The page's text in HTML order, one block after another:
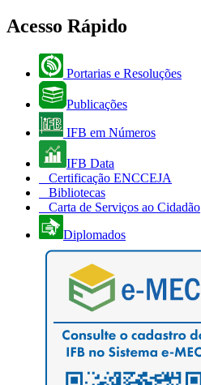
Acesso Rápido
Portarias e Resoluções
Publicações
IFB em Números
IFB Data
Certificação ENCCEJA
Bibliotecas
Carta de Serviços ao Cidadão
Diplomados